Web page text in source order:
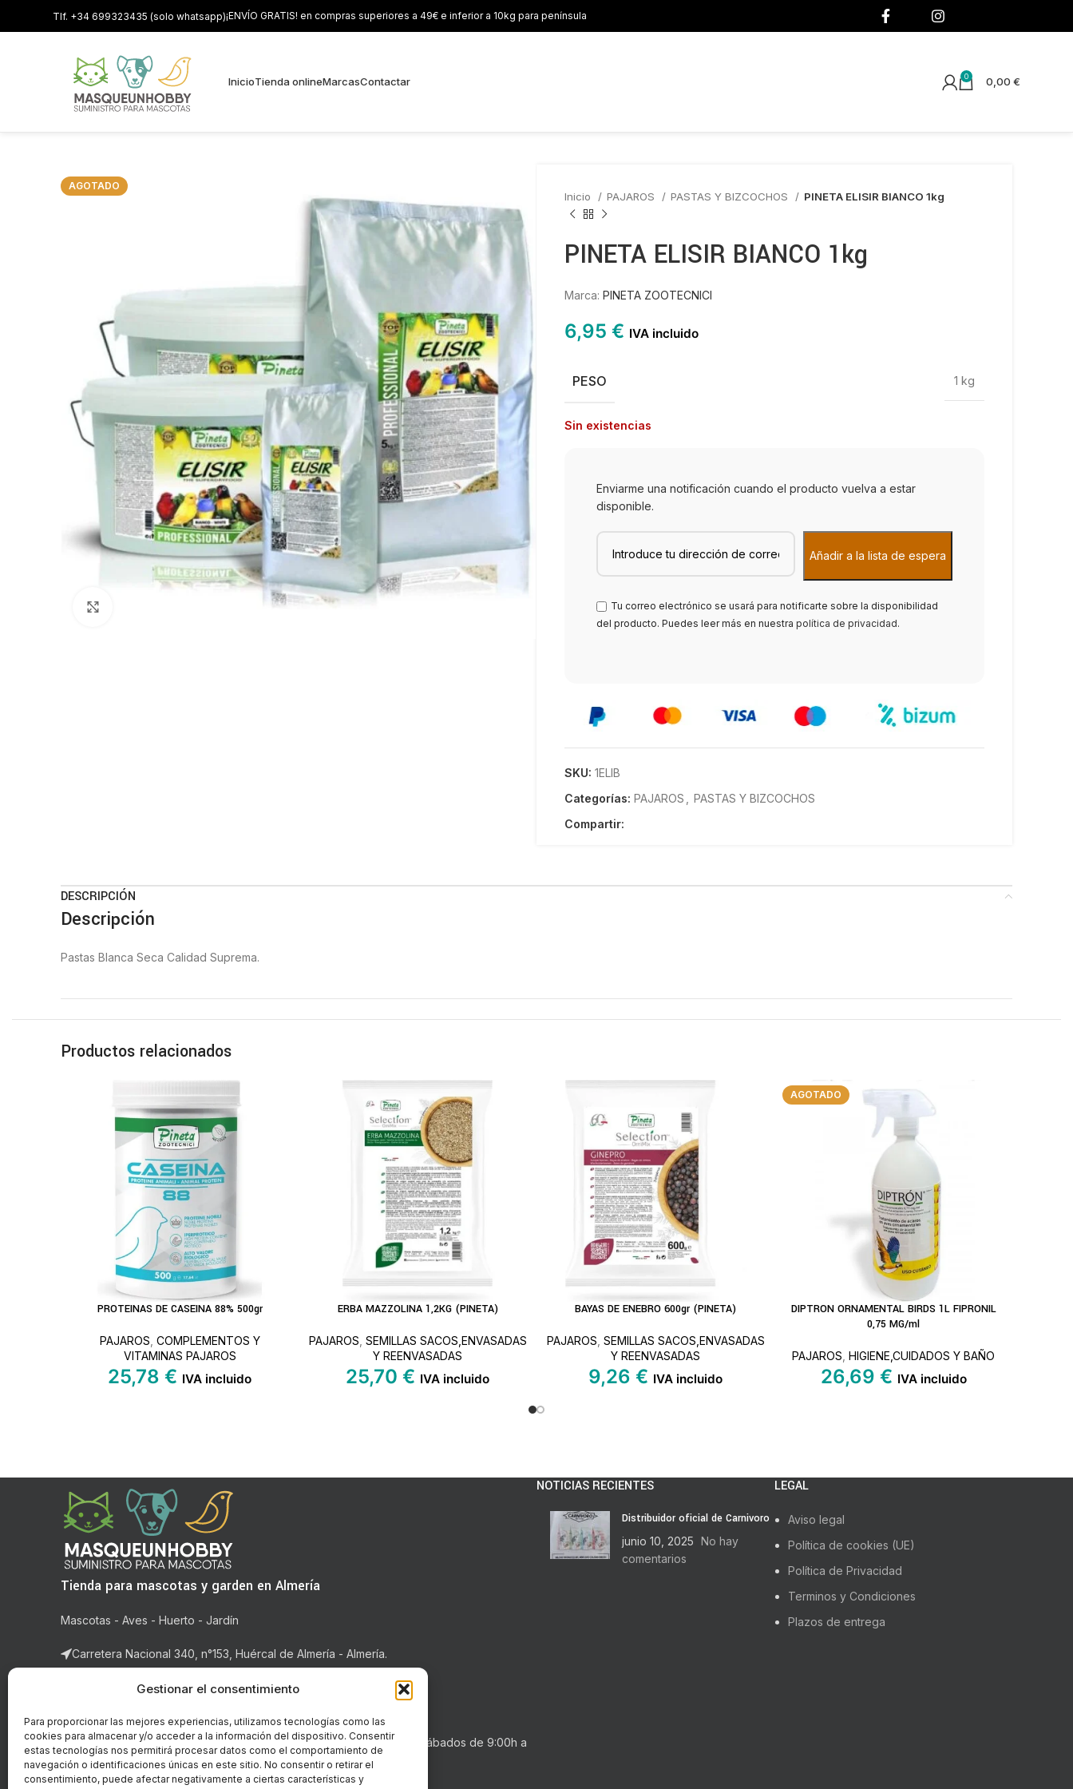
Gestionar el consentimiento
Para proporcionar las mejores experiencias, utilizamos tecnologías como las
cookies para almacenar y/o acceder a la información del dispositivo. Consentir
estas tecnologías nos permitirá procesar datos como el comportamiento de
navegación o identificaciones únicas en este sitio. No consentir o retirar el
consentimiento, puede afectar negativamente a ciertas características y
Tlf. +34 699323435 (solo whatsapp)¡ENVÍO GRATIS! en compras superiores a 49€ e inferior a 10kg para península
InicioTienda onlineMarcasContactar 0 0,00 €
AGOTADO
Inicio PAJAROS PASTAS Y BIZCOCHOS PINETA ELISIR BIANCO 1kg
PINETA ELISIR BIANCO 1kg
Marca: PINETA ZOOTECNICI
6,95 € IVA incluido
PESO 1 kg
Sin existencias
Enviarme una notificación cuando el producto vuelva a estar
disponible.
Tu correo electrónico se usará para notificarte sobre la disponibilidad
del producto. Puedes leer más en nuestra política de privacidad.
SKU: 1ELIB
Categorías: PAJAROS
PASTAS Y BIZCOCHOS
Compartir:
DESCRIPCIÓN
Descripción
Pastas Blanca Seca Calidad Suprema.
Productos relacionados
AÑADIR AL CARRITO
PROTEINAS DE CASEINA 88% 500gr
PAJAROS COMPLEMENTOS Y
VITAMINAS PAJAROS
25,78 € IVA incluido
AÑADIR AL CARRITO
ERBA MAZZOLINA 1,2KG (PINETA)
PAJAROS SEMILLAS SACOS,ENVASADAS
Y REENVASADAS
25,70 € IVA incluido
AÑADIR AL CARRITO
BAYAS DE ENEBRO 600gr (PINETA)
PAJAROS SEMILLAS SACOS,ENVASADAS
Y REENVASADAS
9,26 € IVA incluido
AGOTADO
LEER MÁS
DIPTRON ORNAMENTAL BIRDS 1L FIPRONIL
0,75 MG/ml
PAJAROS HIGIENE,CUIDADOS Y BAÑO
26,69 € IVA incluido
Tienda para mascotas y garden en Almería
Mascotas - Aves - Huerto - Jardín
Carretera Nacional 340, n°153, Huércal de Almería - Almería.
Correo: ventas@masqueunhobby.com
Horario: de lunes a viernes de 9:00h. a 14h y de 16:30h a 20:30h . Sábados de 9:00h a
14:00h.
NOTICIAS RECIENTES
Distribuidor oficial de Carnivoro
junio 10, 2025 No hay
comentarios
LEGAL
Aviso legal
Política de cookies (UE)
Política de Privacidad
Terminos y Condiciones
Plazos de entrega